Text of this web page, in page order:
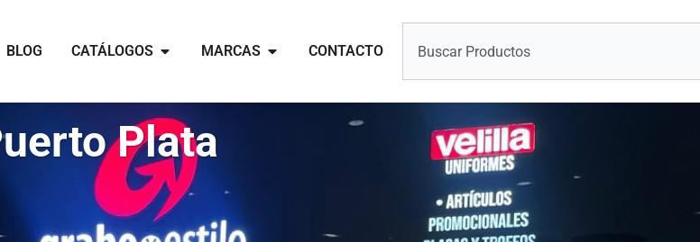
BLOG CATÁLOGOS Open catálogosMARCAS Open MarcasCONTACTO
Plata